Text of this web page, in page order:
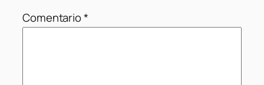
Comentario*